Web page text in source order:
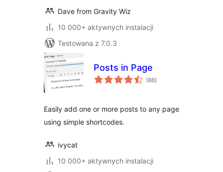
Dave from Gravity Wiz
10 000+ aktywnych instalacji
Testowana z 7.0.3
Posts in Page
(86wszystkich
ocen
)
Easily add one or more posts to any page
using simple shortcodes.
ivycat
10 000+ aktywnych instalacji